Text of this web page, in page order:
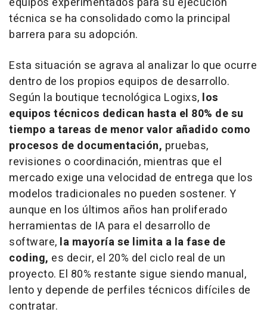
técnica se ha consolidado como la principal
barrera para su adopción.
Esta situación se agrava al analizar lo que ocurre
dentro de los propios equipos de desarrollo.
Según la boutique tecnológica Logixs, los
equipos técnicos dedican hasta el 80% de su
tiempo a tareas de menor valor añadido como
procesos de documentación, pruebas,
revisiones o coordinación, mientras que el
mercado exige una velocidad de entrega que los
modelos tradicionales no pueden sostener. Y
aunque en los últimos años han proliferado
herramientas de IA para el desarrollo de
software, la mayoría se limita a la fase de
coding, es decir, el 20% del ciclo real de un
proyecto. El 80% restante sigue siendo manual,
lento y depende de perfiles técnicos difíciles de
contratar.